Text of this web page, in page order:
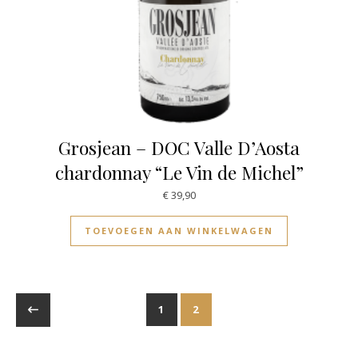
Grosjean – DOC Valle D’Aosta
chardonnay “Le Vin de Michel”
€39,90
TOEVOEGEN AAN WINKELWAGEN
1 2